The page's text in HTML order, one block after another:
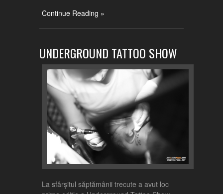
Continue Reading »
UNDERGROUND TATTOO SHOW
La sfârșitul săptămânii trecute a avut loc